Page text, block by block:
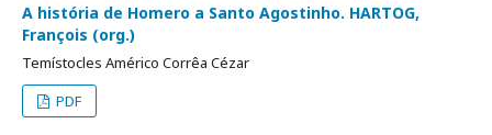
A história de Homero a Santo Agostinho. HARTOG,
François (org.)
Temístocles Américo Corrêa Cézar
PDF